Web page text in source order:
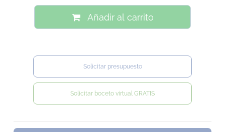
Añadir al carrito
Solicitar presupuesto
Solicitar boceto virtual GRATIS